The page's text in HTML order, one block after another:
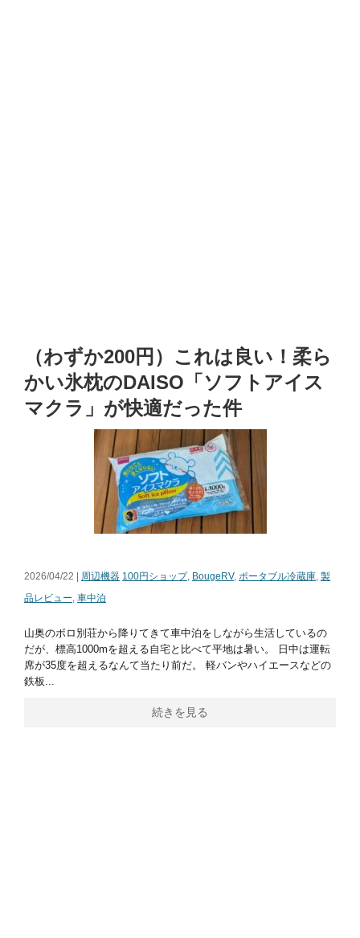
（わずか200円）これは良い！柔ら
かい氷枕のDAISO「ソフトアイス
マクラ」が快適だった件
2026/04/22 | 周辺機器 100円ショップ, BougeRV, ポータブル冷蔵庫, 製
品レビュー, 車中泊
山奥のボロ別荘から降りてきて車中泊をしながら生活しているの
だが、標高1000mを超える自宅と比べて平地は暑い。 日中は運転
席が35度を超えるなんて当たり前だ。 軽バンやハイエースなどの
鉄板...
続きを見る